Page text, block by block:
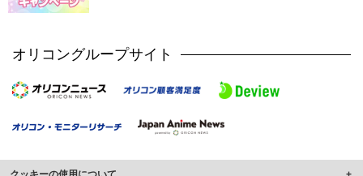
オリコングループサイト